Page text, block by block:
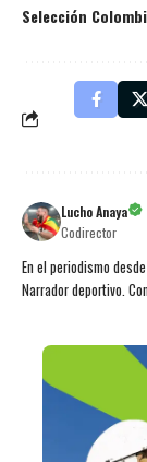
Selección
Lucho Anaya
Codirector
En el periodismo
Narrador deportivo.